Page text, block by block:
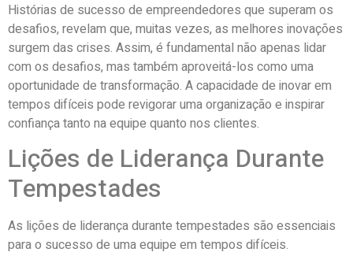
Histórias de sucesso de empreendedores que superam os
desafios, revelam que, muitas vezes, as melhores inovações
surgem das crises. Assim, é fundamental não apenas lidar
com os desafios, mas também aproveitá-los como uma
oportunidade de transformação. A capacidade de inovar em
tempos difíceis pode revigorar uma organização e inspirar
confiança tanto na equipe quanto nos clientes.
Lições de Liderança Durante
Tempestades
As lições de liderança durante tempestades são essenciais
para o sucesso de uma equipe em tempos difíceis.